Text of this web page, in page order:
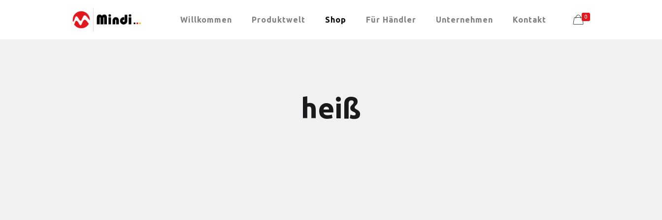
Willkommen Produktwelt Shop Für Händler Unternehmen Kontakt 0
heiß